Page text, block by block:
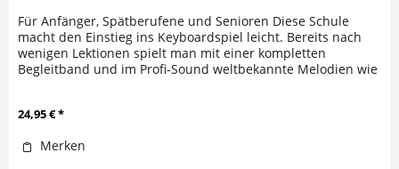
Für Anfänger, Spätberufene und Senioren Diese Schule
macht den Einstieg ins Keyboardspiel leicht. Bereits nach
wenigen Lektionen spielt man mit einer kompletten
Begleitband und im Profi-Sound weltbekannte Melodien wie
24,95 € *
Merken